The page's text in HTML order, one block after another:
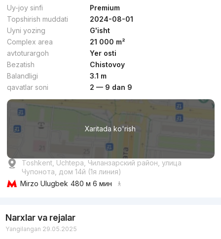
Uy-joy sinfi
Premium
Topshirish muddati
2024-08-01
Uyni yozing
G'isht
Complex area
21 000 m²
avtoturargoh
Yer osti
Bezatish
Chistovoy
Balandligi
3.1 m
qavatlar soni
2 — 9 dan 9
Xaritada ko'rish
Toshkent, Uchtepa, Чиланзарский район, улица
Чупонота, дом 14й (1я линия)
Mirzo Ulugbek 480 м 6 мин
Narxlar va rejalar
Yangilangan 29.05.2025